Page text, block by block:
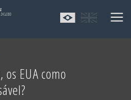
EUA como